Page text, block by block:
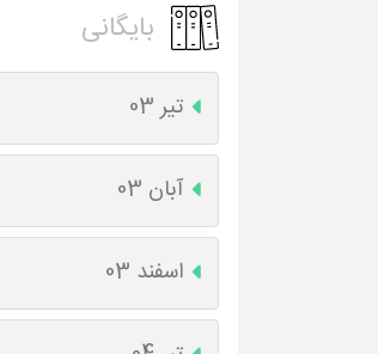
بایگانی
تیر 03
آبان 03
اسفند 03